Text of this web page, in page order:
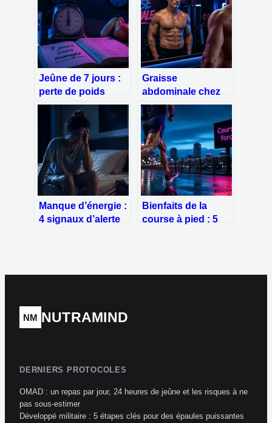
Jeûne de 7 jours :
perte de poids
réelle, mécanismes
biologiques et
risques majeurs
Graisse
abdominale chez
l’homme : pourquoi
elle s’installe et
comment l’éliminer
durablement
Manque d’énergie :
4 signaux d’alerte
Bienfaits de la
course à pied : 5
mentale
NM NUTRAMIND
DERNIERS PROTOCOLES
OMAD : un repas par jour, 24 heures de jeûne et les risques à ne
pas sous-estimer
Développé militaire : 5 étapes clés pour des épaules puissantes